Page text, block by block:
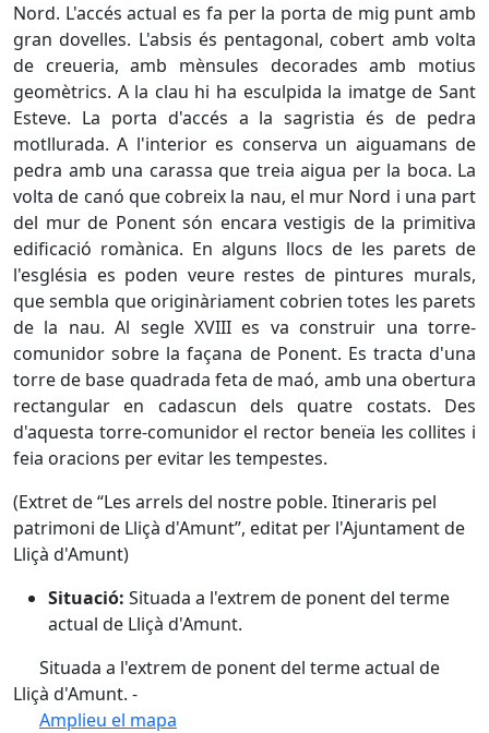
Nord. L'accés actual es fa per la porta de mig punt amb
gran dovelles. L'absis és pentagonal, cobert amb volta
de creueria, amb mènsules decorades amb motius
geomètrics. A la clau hi ha esculpida la imatge de Sant
Esteve. La porta d'accés a la sagristia és de pedra
motllurada. A l'interior es conserva un aiguamans de
pedra amb una carassa que treia aigua per la boca. La
volta de canó que cobreix la nau, el mur Nord i una part
del mur de Ponent són encara vestigis de la primitiva
edificació romànica. En alguns llocs de les parets de
l'església es poden veure restes de pintures murals,
que sembla que originàriament cobrien totes les parets
de la nau. Al segle XVIII es va construir una torre-
comunidor sobre la façana de Ponent. Es tracta d'una
torre de base quadrada feta de maó, amb una obertura
rectangular en cadascun dels quatre costats. Des
d'aquesta torre-comunidor el rector beneïa les collites i
feia oracions per evitar les tempestes.
(Extret de “Les arrels del nostre poble. Itineraris pel
patrimoni de Lliçà d'Amunt”, editat per l'Ajuntament de
Lliçà d'Amunt)
Situació: Situada a l'extrem de ponent del terme
actual de Lliçà d'Amunt.
Situada a l'extrem de ponent del terme actual de
Lliçà d'Amunt. -
Amplieu el mapa